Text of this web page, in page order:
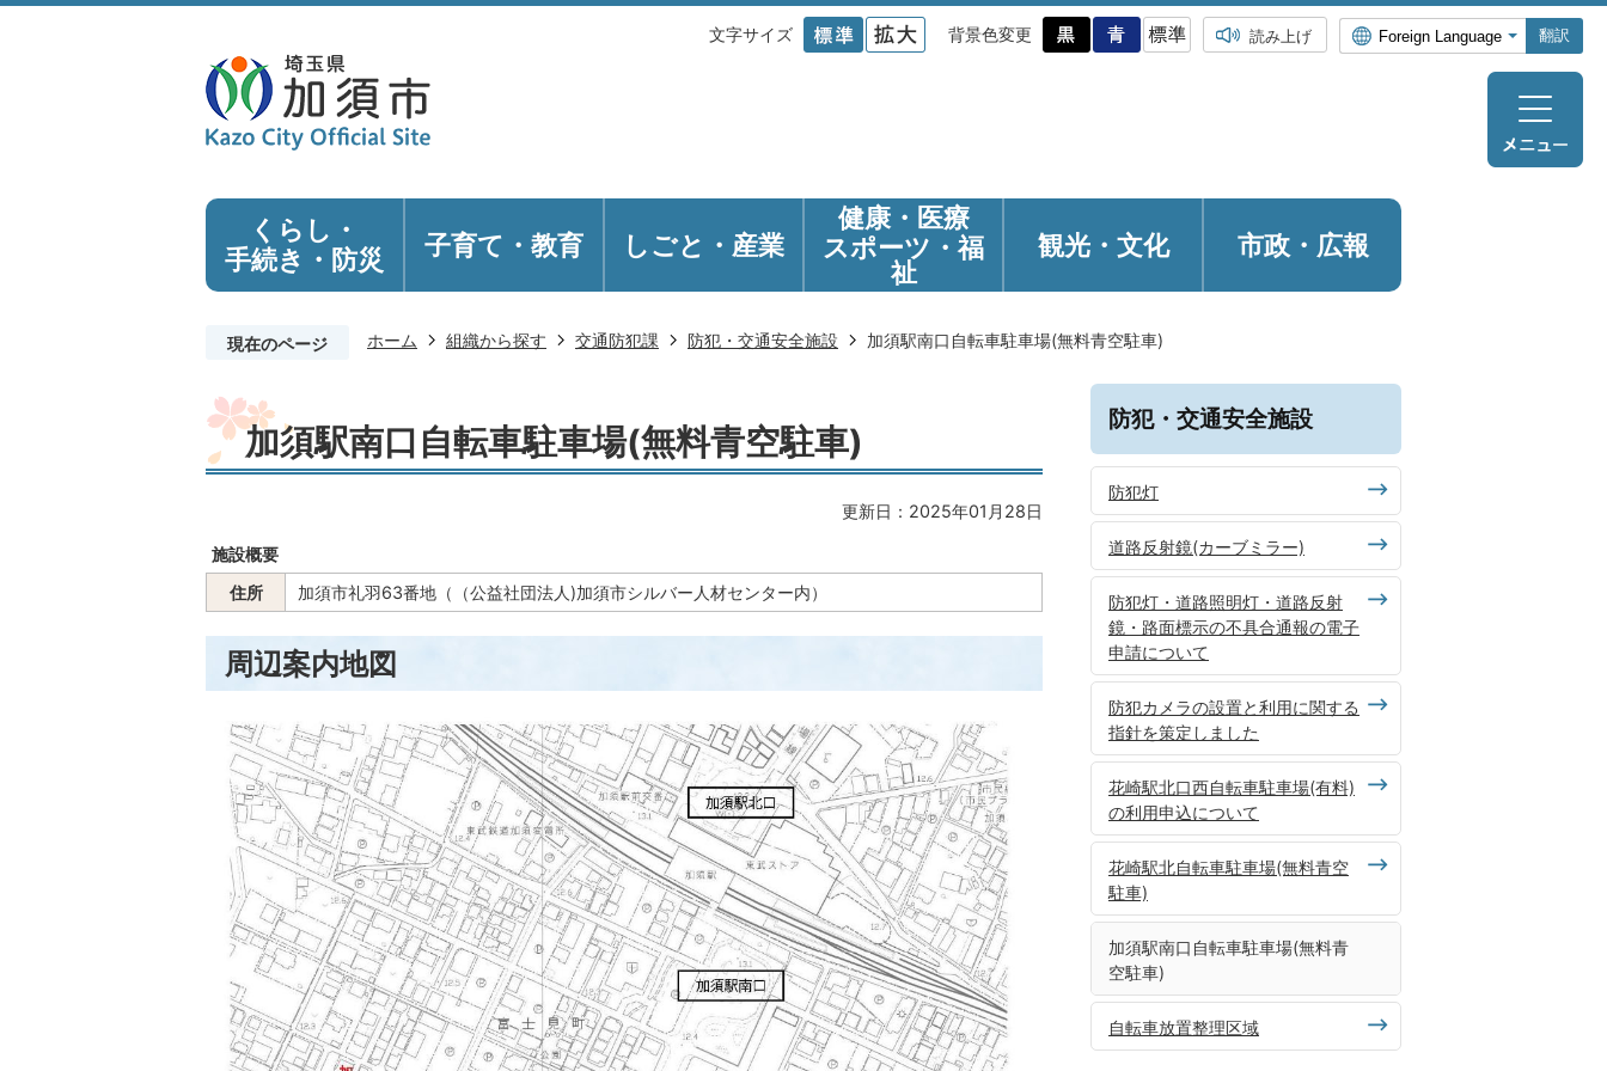
文字サイズ 背景色変更 読み上げ 翻訳
くらし・
手続き ・防災 子育て・教育 しごと・産業
健康・医療
スポーツ・福
祉
観光・ 文化 市政・広報
現在のページ ホーム 組織から探す 交通防犯課 防犯・交通安全施設 加須駅南口自転車駐車場(無料青空駐車)
加須駅南口自転車駐車場(無料青空駐車)
更新日：2025年01月28日
施設概要
住所
加須市礼羽63番地（（公益社団法人)加須市シルバー人材センター内）
周辺案内地図
防犯・交通安全施設
防犯灯
道路反射鏡(カーブミラー)
防犯灯・道路照明灯・道路反射
鏡・路面標示の不具合通報の電子
申請について
防犯カメラの設置と利用に関する
指針を策定しました
花崎駅北口西自転車駐車場(有料)
の利用申込について
花崎駅北自転車駐車場(無料青空
駐車)
加須駅南口自転車駐車場(無料青
空駐車)
自転車放置整理区域